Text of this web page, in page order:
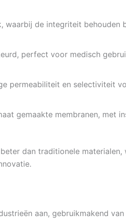
waarbij de integriteit behouden
perfect voor medisch
permeabiliteit en selectiviteit
gemaakte membranen, met
dan traditionele
aan, gebruikmakend